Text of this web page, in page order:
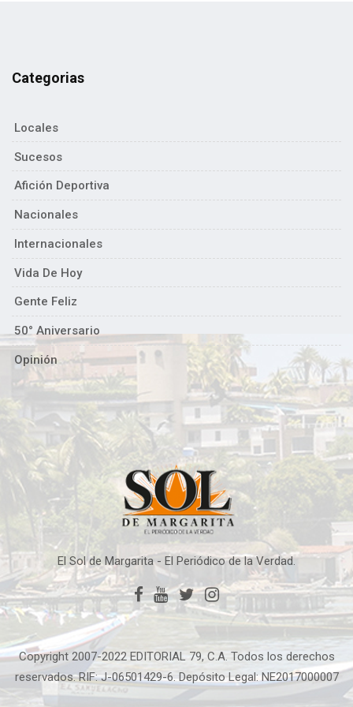
Categorias
Locales
Sucesos
Afición Deportiva
Nacionales
Internacionales
Vida De Hoy
Gente Feliz
50° Aniversario
Opinión
El Sol de Margarita - El Periódico de la Verdad.
Copyright 2007-2022 EDITORIAL 79, C.A. Todos los derechos
reservados. RIF: J-06501429-6. Depósito Legal: NE2017000007